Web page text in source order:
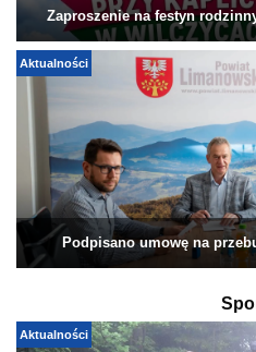
Zaproszenie na festyn
Aktualności
Podpisano umowę na
Aktualności